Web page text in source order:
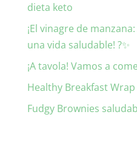
dieta keto
¡El vinagre de
una vida saludable! ?✨
¡A tavola! Vamos a
Healthy Breakfast Wrap
Fudgy Brownies